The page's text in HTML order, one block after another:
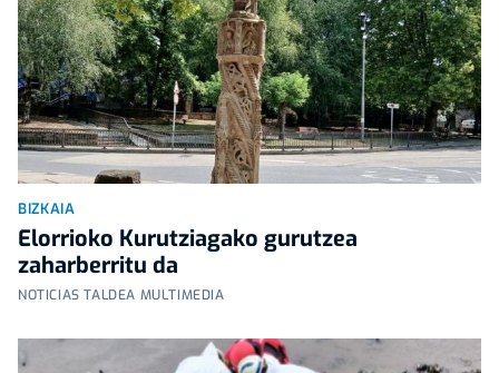
BIZKAIA
Elorrioko Kurutziagako gurutzea
zaharberritu da
NOTICIAS TALDEA MULTIMEDIA